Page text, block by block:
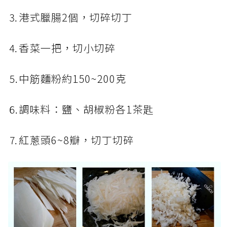
⒊港式臘腸2個，切碎切丁
⒋香菜一把，切小切碎
⒌中筋麵粉約150~200克
⒍調味料：鹽、胡椒粉各1茶匙
⒎紅蔥頭6~8瓣，切丁切碎